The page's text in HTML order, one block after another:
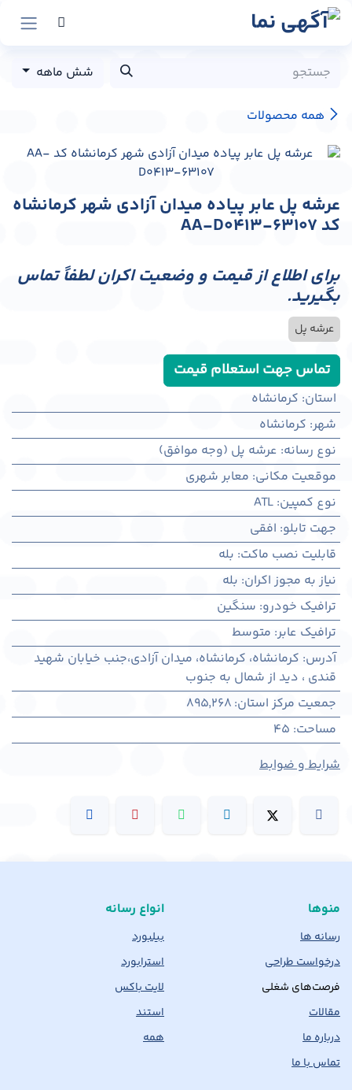
پرش به محتوا
همه محصولات
شش ماهه
عرشه پل عابر پیاده میدان آزادی شهر کرمانشاه
کد AA-D0413-63107
برای اطلاع از قیمت و وضعیت اکران لطفاً تماس
بگیرید.
عرشه پل
تماس جهت استعلام قیمت
استان: کرمانشاه
شهر: كرمانشاه
نوع رسانه: عرشه پل (وجه موافق)
موقعیت مکانی: معابر شهری
نوع کمپین:
ATL
جهت تابلو: افقی
قابلیت نصب ماکت: بله
نیاز به مجوز اکران: بله
ترافیک خودرو: سنگین
ترافیک عابر: متوسط
آدرس: کرمانشاه، كرمانشاه، میدان آزادی،جنب خیابان شهید
قندی ، دید از شمال به جنوب
جمعیت مرکز استان:
895,268
مساحت:
45
شرایط و ضوابط
منوها
رسانه ها
درخواست طراحی
فرصت‌های شغلی
مقالات
درباره ما
تماس با ما
انواع رسانه
بیلبورد
استرابورد
لایت باکس
استند
همه